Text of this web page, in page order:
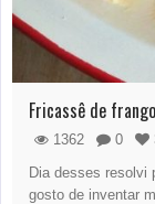
Fricassê de
1362 0
Dia desses resolvi
gosto de inventar